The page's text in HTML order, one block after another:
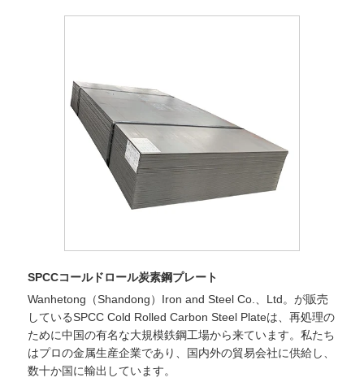
SPCCコールドロール炭素鋼プレート
Wanhetong（Shandong）Iron and Steel Co.、Ltd。が販売
しているSPCC Cold Rolled Carbon Steel Plateは、再処理の
ために中国の有名な大規模鉄鋼工場から来ています。私たち
はプロの金属生産企業であり、国内外の貿易会社に供給し、
数十か国に輸出しています。